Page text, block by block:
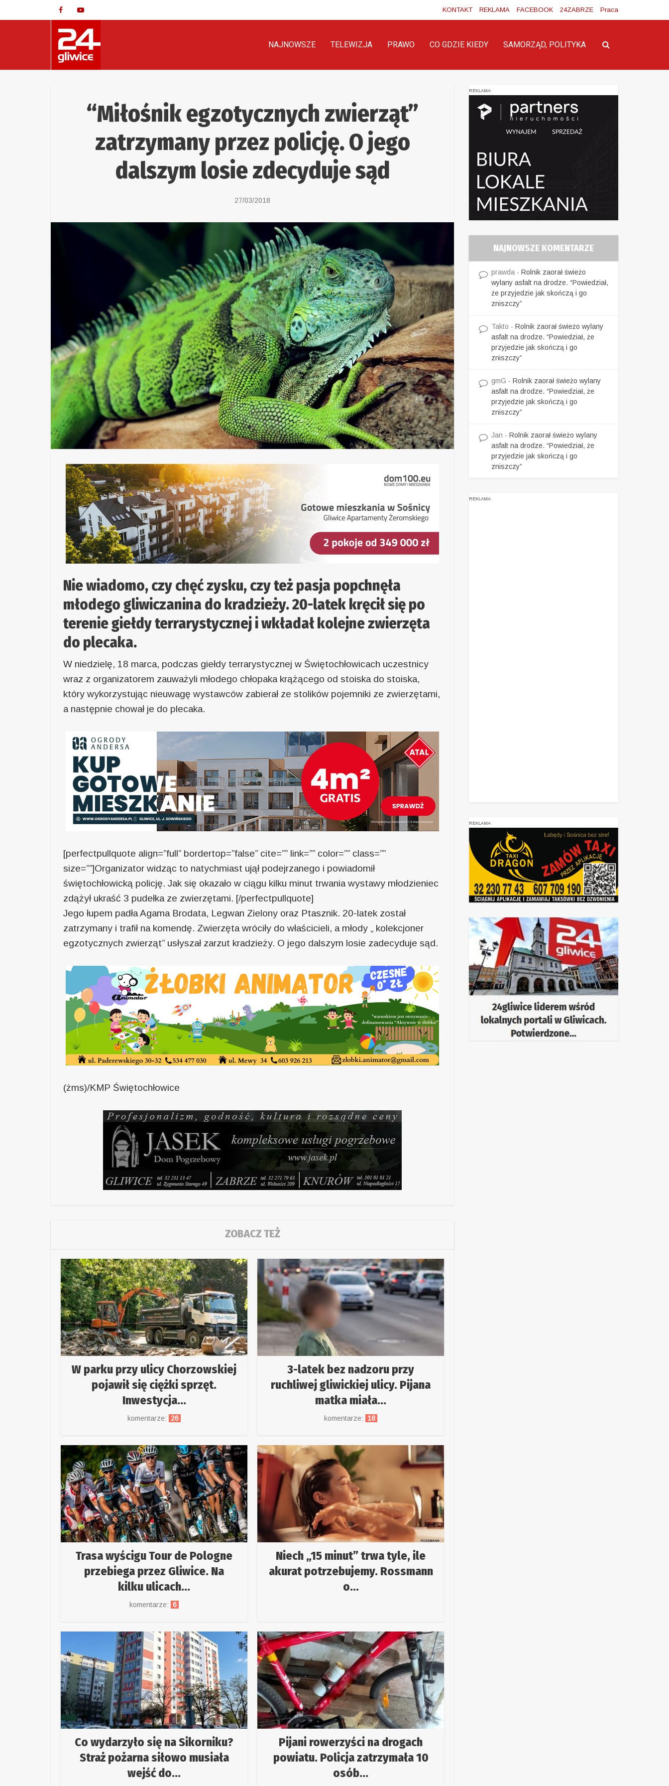
KONTAKT REKLAMA FACEBOOK 24ZABRZE Praca
NAJNOWSZE TELEWIZJA PRAWO CO GDZIE KIEDY SAMORZĄD, POLITYKA
“Miłośnik egzotycznych zwierząt”
zatrzymany przez policję. O jego
dalszym losie zdecyduje sąd
27/03/2018
Nie wiadomo, czy chęć zysku, czy też pasja popchnęła
młodego gliwiczanina do kradzieży. 20-latek kręcił się po
terenie giełdy terrarystycznej i wkładał kolejne zwierzęta
do plecaka.
W niedzielę, 18 marca, podczas giełdy terrarystycznej w Świętochłowicach uczestnicy
wraz z organizatorem zauważyli młodego chłopaka krążącego od stoiska do stoiska,
który wykorzystując nieuwagę wystawców zabierał ze stolików pojemniki ze zwierzętami,
a następnie chował je do plecaka.
[perfectpullquote align=”full” bordertop=”false” cite=”” link=”” color=”” class=””
size=””]Organizator widząc to natychmiast ujął podejrzanego i powiadomił
świętochłowicką policję. Jak się okazało w ciągu kilku minut trwania wystawy młodzieniec
zdążył ukraść 3 pudełka ze zwierzętami. [/perfectpullquote]
Jego łupem padła Agama Brodata, Legwan Zielony oraz Ptasznik. 20-latek został
zatrzymany i trafił na komendę. Zwierzęta wróciły do właścicieli, a młody „ kolekcjoner
egzotycznych zwierząt” usłyszał zarzut kradzieży. O jego dalszym losie zadecyduje sąd.
(żms)/KMP Świętochłowice
ZOBACZ TEŻ
W parku przy ulicy Chorzowskiej
pojawił się ciężki sprzęt.
Inwestycja...
komentarze: 26
3-latek bez nadzoru przy
ruchliwej gliwickiej ulicy. Pijana
matka miała...
komentarze: 18
Trasa wyścigu Tour de Pologne
przebiega przez Gliwice. Na
kilku ulicach...
komentarze: 6
Niech „15 minut” trwa tyle, ile
akurat potrzebujemy. Rossmann
o...
Co wydarzyło się na Sikorniku?
Straż pożarna siłowo musiała
wejść do...
Pijani rowerzyści na drogach
powiatu. Policja zatrzymała 10
osób...
REKLAMA
NAJNOWSZE KOMENTARZE
prawda - Rolnik zaorał świeżo
wylany asfalt na drodze. “Powiedział,
że przyjedzie jak skończą i go
zniszczy”
Takto - Rolnik zaorał świeżo wylany
asfalt na drodze. “Powiedział, że
przyjedzie jak skończą i go
zniszczy”
gmG - Rolnik zaorał świeżo wylany
asfalt na drodze. “Powiedział, że
przyjedzie jak skończą i go
zniszczy”
Jan - Rolnik zaorał świeżo wylany
asfalt na drodze. “Powiedział, że
przyjedzie jak skończą i go
zniszczy”
REKLAMA
REKLAMA